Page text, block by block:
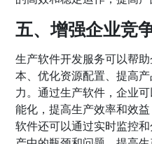
五、增强企业竞
生产软件开发服务可以帮
本、优化资源配置、提高
力。通过生产软件，企业
能化，提高生产效率和效
软件还可以通过实时监控